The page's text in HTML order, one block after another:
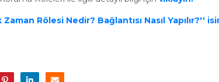
Rölesi Nedir? Bağlantısı Nasıl Yapılır?''